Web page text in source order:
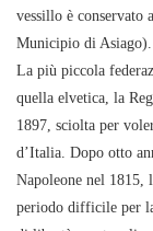
vessillo è conservato
Municipio di Asiago).
La più piccola
quella elvetica, la
1897, sciolta per
d’Italia. Dopo otto
Napoleone nel 1815,
periodo difficile per